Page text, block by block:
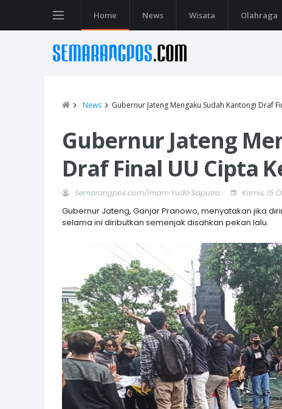
Home News Wisata Olahraga
News Gubernur Jateng Mengaku Sudah Kantongi Draf
Gubernur Jateng
Draf Final UU Cipta
Semarangpos.com/Imam Yuda Saputra Kamis, 15
Gubernur Jateng, Ganjar Pranowo, menyatakan jika
selama ini diributkan semenjak disahkan pekan lalu.